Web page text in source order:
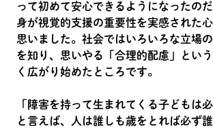
って初めて安心できるようになったの
身が視覚的支援の重要性を実感された
思いました。社会ではいろいろな立場
を知り、思いやる「合理的配慮」とい
く広がり始めたところです。
「障害を持って生まれてくる子どもは
と言えば、人は誰しも歳をとれば必ず